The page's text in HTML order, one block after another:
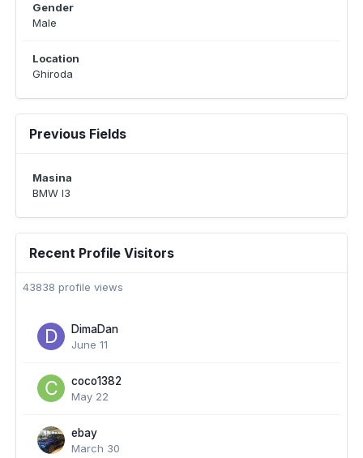
Gender
Male
Location
Ghiroda
Previous Fields
Masina
BMW I3
Recent Profile Visitors
43838 profile views
DimaDan
June 11
coco1382
May 22
ebay
March 30